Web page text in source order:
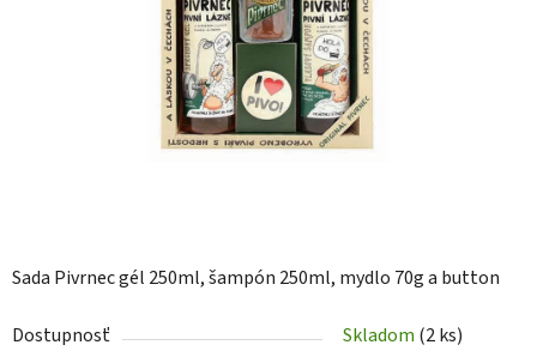
Sada Pivrnec gél 250ml, šampón 250ml, mydlo 70g a button
Dostupnosť Skladom (2 ks)